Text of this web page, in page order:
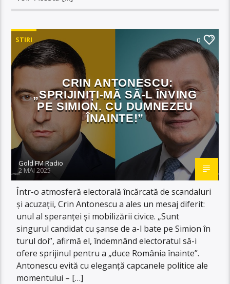
STIRI 0
CRIN ANTONESCU:
„SPRIJINIȚI-MĂ SĂ-L ÎNVING
PE SIMION. CU DUMNEZEU
ÎNAINTE!”
Gold FM Radio
2 MAI 2025
Într-o atmosferă electorală încărcată de scandaluri
și acuzații, Crin Antonescu a ales un mesaj diferit:
unul al speranței și mobilizării civice. „Sunt
singurul candidat cu șanse de a-l bate pe Simion în
turul doi”, afirmă el, îndemnând electoratul să-i
ofere sprijinul pentru a „duce România înainte”.
Antonescu evită cu eleganță capcanele politice ale
momentului – […]